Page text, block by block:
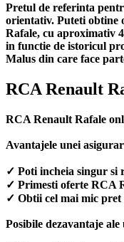
Pretul de referinta
orientativ. Puteti obtine
Rafale, cu aproximativ
in functie de istoricul
Malus din care face
RCA Renault
RCA Renault Rafale
Avantajele unei
✓ Poti incheia singur si
✓ Primesti oferte RCA
✓ Obtii cel mai mic
Posibile dezavantaje